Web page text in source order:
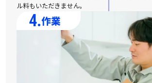
ル料もいただきません。
4.作業